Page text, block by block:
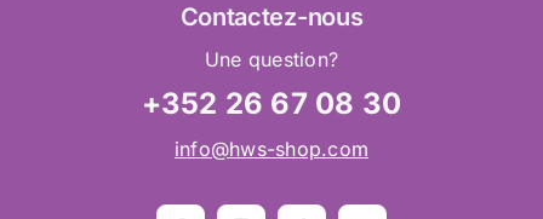
Contactez-nous
Une question?
+352 26 67 08 30
info@hws-shop.com